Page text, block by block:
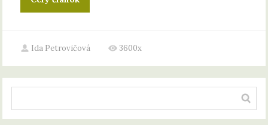
Ida Petrovičová 3600x